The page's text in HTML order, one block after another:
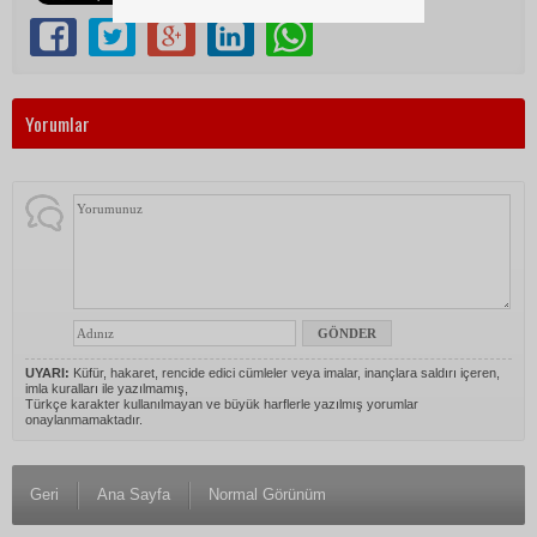
Yorumlar
UYARI: Küfür, hakaret, rencide edici cümleler veya imalar, inançlara saldırı içeren,
imla kuralları ile yazılmamış,
Türkçe karakter kullanılmayan ve büyük harflerle yazılmış yorumlar
onaylanmamaktadır.
Geri Ana Sayfa Normal Görünüm